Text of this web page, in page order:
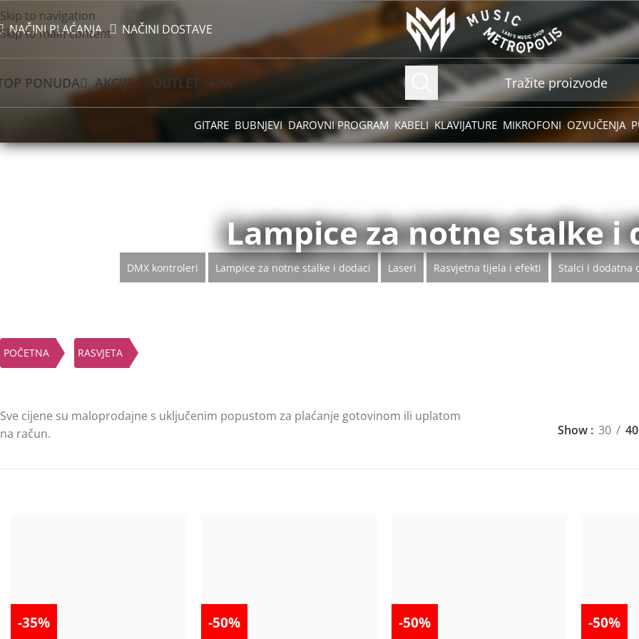
Skip to navigation
Skip to main content
NAČINI PLAĆANJA NAČINI DOSTAVE
PONUDA AKCIJE OUTLET -40%
GITARE BUBNJEVI DAROVNI PROGRAM KABELI KLAVIJATURE MIKROFONI OZVUČENJA
Lampice za notne stalke i
DMX kontroleri Lampice za notne stalke i dodaci Laseri Rasvjetna tijela i efekti Stalci i dodatna
POČETNA RASVJETA
Sve cijene su maloprodajne s uključenim popustom za plaćanje gotovinom ili uplatom
na račun.
Show 30 40
-35% -50% -50% -50%